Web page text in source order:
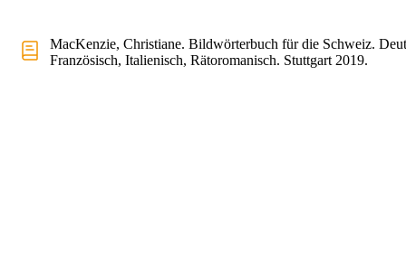
MacKenzie, Christiane. Bildwörterbuch für die Schweiz.
Französisch, Italienisch, Rätoromanisch. Stuttgart 2019.